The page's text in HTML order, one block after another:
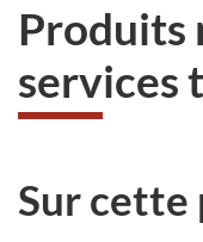
Produits
services
Sur cette